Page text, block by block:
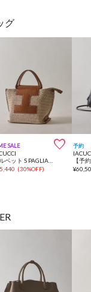
グ
SALE 
ソルベット S PAGLIA/CERVO
(30%OFF)
予約
¥